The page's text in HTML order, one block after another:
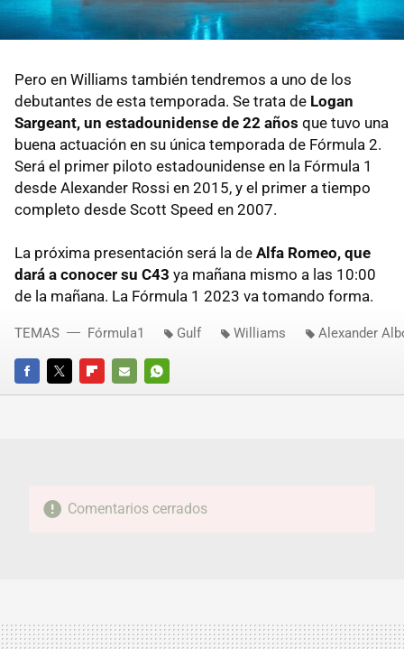
Pero en Williams también tendremos a uno de los
debutantes de esta temporada. Se trata de Logan
Sargeant, un estadounidense de 22 años que tuvo una
buena actuación en su única temporada de Fórmula 2.
Será el primer piloto estadounidense en la Fórmula 1
desde Alexander Rossi en 2015, y el primer a tiempo
completo desde Scott Speed en 2007.
La próxima presentación será la de Alfa Romeo, que
dará a conocer su C43 ya mañana mismo a las 10:00
de la mañana. La Fórmula 1 2023 va tomando forma.
FACEBOOKTWITTERFLIPBOARD
E-
WHATSAPP
TEMAS Fórmula1 Gulf Williams Alexander
Comentarios cerrados